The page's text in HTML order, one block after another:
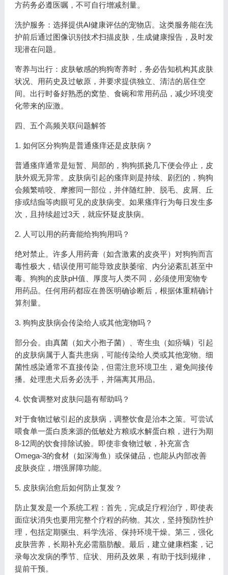
方药务必遵医嘱，不可自行增减剂量。
洗护服务：选择提供AI健康评估的宠物店。这类服务能在洗
护前后通过图像识别技术扫描皮肤，生成健康报告，及时发
现潜在问题。
寄养与出行：皮肤敏感的狗狗寄养时，务必告知机构其皮肤
状况、用药史及过敏原，并要求提供独立、清洁的居住空
间。出行时备好熟悉的窝垫、食碗和常用药品，减少环境变
化带来的应激。
四、五个高频关联问题解答
1. 如何区分狗狗是普通瘙痒还是皮肤病？
普通瘙痒通常是短暂、局部的，狗狗抓挠几下便会停止，皮
肤外观无异常。皮肤病引起的瘙痒则是持续、剧烈的，狗狗
会频繁啃咬、摩擦同一部位，并伴随红肿、脱毛、皮屑、丘
疹或结痂等肉眼可见的皮肤病变。如果瘙痒行为每日发生多
次，且持续超过3天，就应怀疑皮肤病。
2. 人可以用的药膏能给狗狗用吗？
绝对禁止。许多人用药膏（如含激素的皮炎平）对狗狗而言
毒性极大，错误使用可能导致皮肤萎缩、内分泌紊乱甚至中
毒。狗狗的皮肤pH值、厚度与人类不同，必须使用宠物专
用药品。任何用药都应在兽医明确诊断后，根据体重精确计
算剂量。
3. 狗狗皮肤病会传染给人或其他宠物吗？
部分会。由真菌（如犬小孢子菌）、寄生虫（如疥螨）引起
的皮肤病属于人畜共患病，可能传染给人类或其他宠物。细
菌性感染通常不直接传染，但需注意环境卫生，避免间接传
播。处理患犬后务必洗手，并隔离其用品。
4. 饮食调整对皮肤问题有帮助吗？
对于食物过敏引起的皮肤病，调整饮食是治本之策。可尝试
喂食单一蛋白质来源的低敏处方粮或水解蛋白粮，进行为期
8-12周的饮食排除试验。即使非食物过敏，补充富含
Omega-3的食材（如深海鱼）或保健品，也能从内部改善
皮肤炎症，增强屏障功能。
5. 皮肤病治愈后如何防止复发？
防止复发是一个系统工程：首先，完成足疗程治疗，即使表
面症状消失也要用完整个疗程的药物。其次，坚持预防性护
理，包括定期驱虫、科学洗浴、保持环境干燥。第三，强化
皮肤营养，长期补充必需脂肪酸。最后，建立健康档案，记
录每次发病的季节、症状、用药及效果，有助于找到规律，
提前干预。